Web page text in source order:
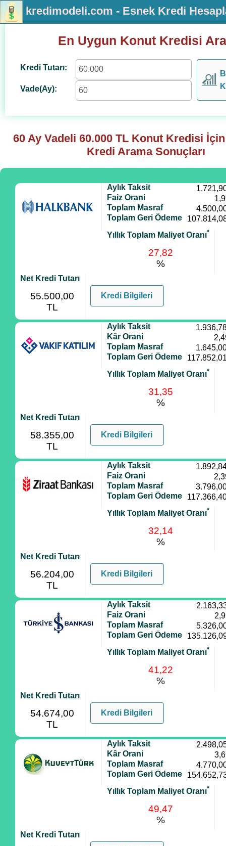
kredimodeli.com - Esnek Kredi
En Uygun Konut Kredisi
Kredi Tutarı:
Vade(Ay):
60 Ay Vadeli60.000 TL Konut Kredisi
Kredi Arama Sonuçları
Aylık Taksit
Faiz Orani
Toplam Masraf
Toplam Geri Ödeme
Yıllık Toplam Maliyet Oranı*
27,82
%
Net Kredi Tutarı
55.500,00
TL
Kredi Bilgileri
Aylık Taksit
Kâr Orani
Toplam Masraf
Toplam Geri Ödeme
Yıllık Toplam Maliyet Oranı*
31,35
%
Net Kredi Tutarı
58.355,00
TL
Kredi Bilgileri
Aylık Taksit
Faiz Orani
Toplam Masraf
Toplam Geri Ödeme
Yıllık Toplam Maliyet Oranı*
32,14
%
Net Kredi Tutarı
56.204,00
TL
Kredi Bilgileri
Aylık Taksit
Faiz Orani
Toplam Masraf
Toplam Geri Ödeme
Yıllık Toplam Maliyet Oranı*
41,22
%
Net Kredi Tutarı
54.674,00
TL
Kredi Bilgileri
Aylık Taksit
Kâr Orani
Toplam Masraf
Toplam Geri Ödeme
Yıllık Toplam Maliyet Oranı*
49,47
%
Net Kredi Tutarı